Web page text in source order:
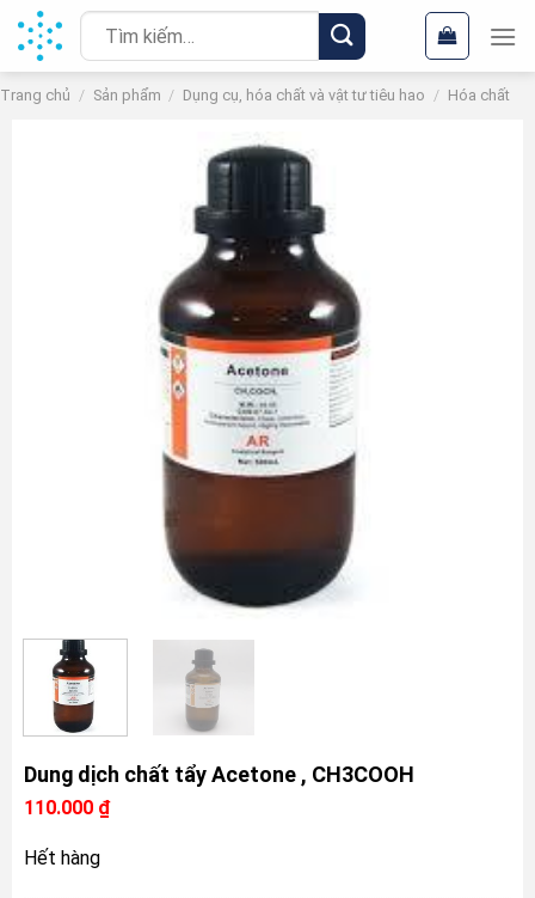
Chuyển
đến
nội
dung
Tìm
kiếm:
Trang chủ / Sản phẩm / Dụng cụ, hóa chất và vật tư tiêu hao / Hóa chất
Dung dịch chất tẩy Acetone , CH3COOH
110.000 ₫
Hết hàng